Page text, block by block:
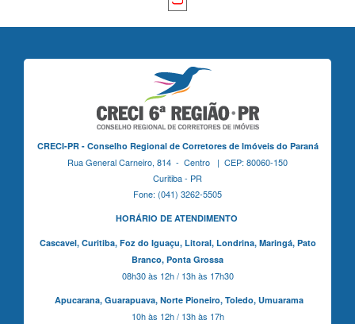
CRECI-PR - Conselho Regional de Corretores de Imóveis do Paraná
Rua General Carneiro, 814 - Centro | CEP: 80060-150
Curitiba - PR
Fone: (041) 3262-5505
HORÁRIO DE ATENDIMENTO
Cascavel, Curitiba,Foz do Iguaçu, Litoral, Londrina, Maringá, Pato
Branco, Ponta Grossa
08h30 às 12h / 13h às 17h30
Apucarana, Guarapuava, Norte Pioneiro, Toledo, Umuarama
10h às 12h / 13h às 17h